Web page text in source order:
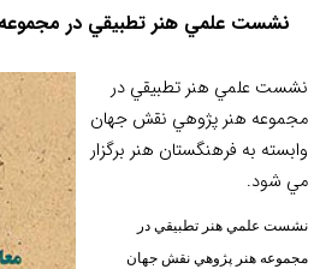
نشست علمي هنر تطبيقي در
علمي هنر تطبيقي در
هنر پژوهي نقش جهان
به فرهنگستان هنر برگزار
شود.
علمي هنر تطبيقي در
هنر پژوهي نقش جهان